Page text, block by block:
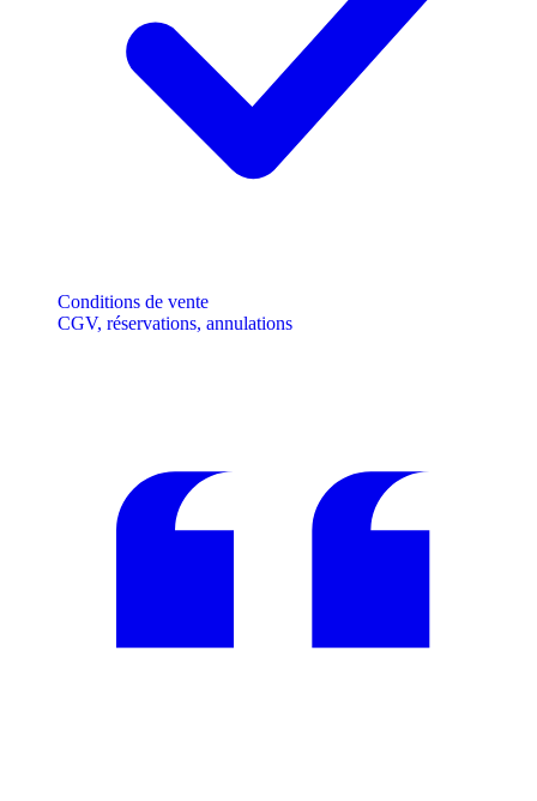
Conditions de vente
CGV, réservations, annulations